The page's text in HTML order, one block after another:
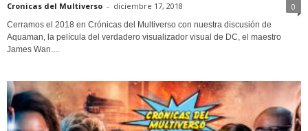
Cronicas del Multiverso - diciembre 17, 2018 0
Cerramos el 2018 en Crónicas del Multiverso con nuestra discusión de
Aquaman, la película del verdadero visualizador visual de DC, el maestro
James Wan....